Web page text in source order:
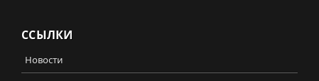
ССЫЛКИ
Новости